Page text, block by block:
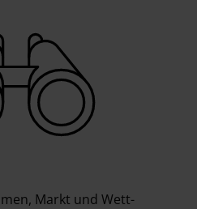
Markt und Wett­